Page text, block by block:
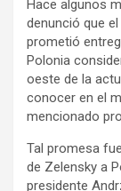
Hace algunos
denunció que
prometió
Polonia
oeste de la
conocer en el
mencionado
Tal promesa
de Zelensky a
presidente